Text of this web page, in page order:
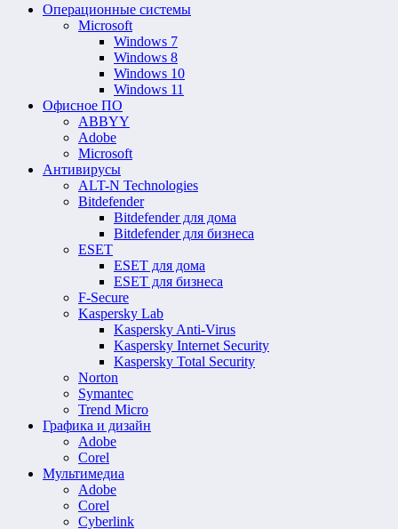
Операционные системы
Microsoft
Windows 7
Windows 8
Windows 10
Windows 11
Офисное ПО
ABBYY
Adobe
Microsoft
Антивирусы
ALT-N Technologies
Bitdefender
Bitdefender для дома
Bitdefender для бизнеса
ESET
ESET для дома
ESET для бизнеса
F-Secure
Kaspersky Lab
Kaspersky Anti-Virus
Kaspersky Internet Security
Kaspersky Total Security
Norton
Symantec
Trend Micro
Графика и дизайн
Adobe
Corel
Мультимедиа
Adobe
Corel
Cyberlink